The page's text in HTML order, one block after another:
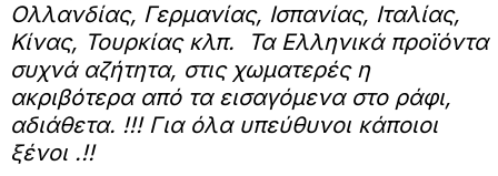
Ολλανδίας, Γερμανίας, Ισπανίας, Ιταλίας,
Κίνας, Τουρκίας κλπ. Τα Ελληνικά προϊόντα
συχνά αζήτητα, στις χωματερές η
ακριβότερα από τα εισαγόμενα στο ράφι,
αδιάθετα. !!! Για όλα υπεύθυνοι κάποιοι
ξένοι .!!